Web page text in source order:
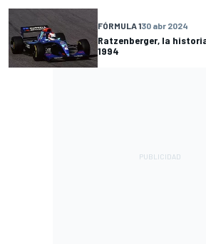
FÓRMULA 130 abr 2024
Ratzenberger, la
1994